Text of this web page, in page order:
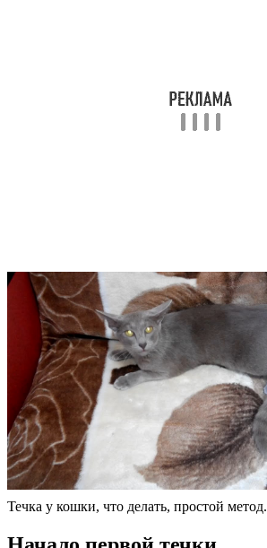
Течка у кошки, что делать, простой метод.